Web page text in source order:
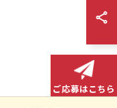
ご応募はこちら